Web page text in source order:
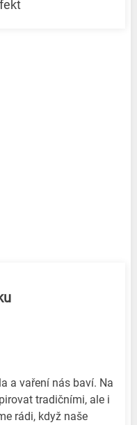
a vaření nás baví. Na
tradičními, ale i
rádi, když naše